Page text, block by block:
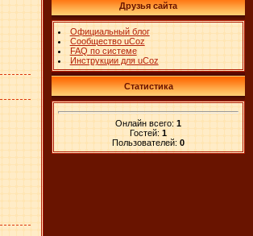
Друзья сайта
Официальный блог
Сообщество uCoz
FAQ по системе
Инструкции для uCoz
Статистика
Онлайн всего: 1
Гостей: 1
Пользователей: 0